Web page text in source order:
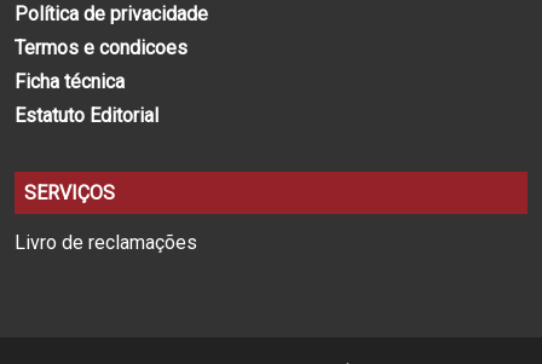
Política de privacidade
Termos e condicoes
Ficha técnica
Estatuto Editorial
SERVIÇOS
Livro de reclamações